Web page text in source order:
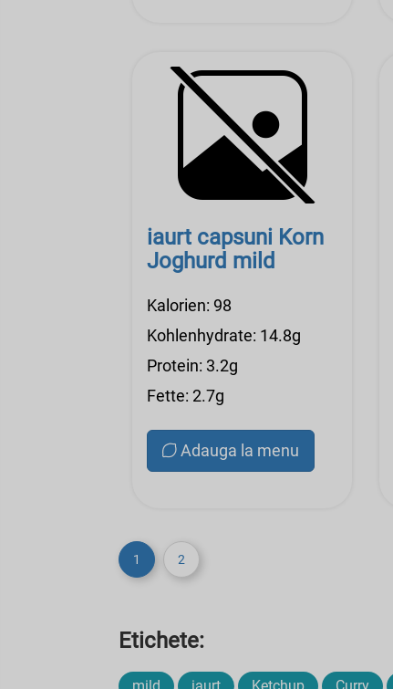
iaurt capsuni Korn
Joghurd mild
Kalorien: 98
Kohlenhydrate: 14.8g
Protein: 3.2g
Fette: 2.7g
Adauga la menu
1 2
Etichete: